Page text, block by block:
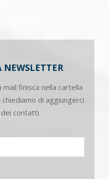
NEWSLETTER
finisca nella cartella
chiediamo di aggiungerci
contatti.